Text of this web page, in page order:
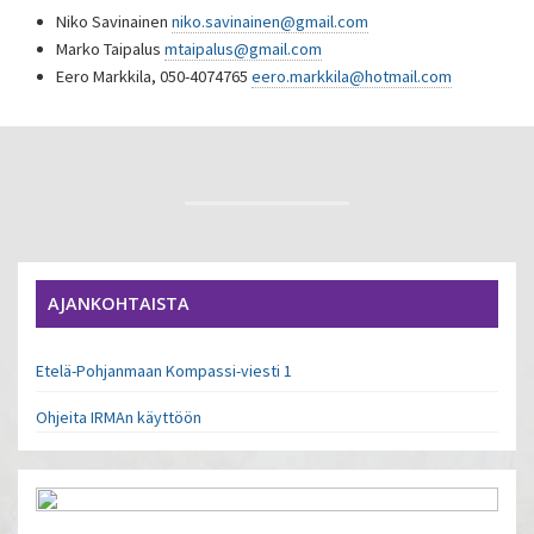
Niko Savinainenniko.savinainen@gmail.com
Marko Taipalusmtaipalus@gmail.com
Eero Markkila, 050-4074765eero.markkila@hotmail.com
AJANKOHTAISTA
Etelä-Pohjanmaan Kompassi-viesti 1
Ohjeita IRMAn käyttöön